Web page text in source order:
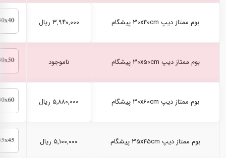
بوم ممتاز دیپ 30x40cm پیشگام ۳,۹۴۰,۰۰۰ ریال
بوم ممتاز دیپ 30x50cm پیشگام ناموجود
بوم ممتاز دیپ 30x60cm پیشگام ۵,۸۸۰,۰۰۰ ریال
بوم ممتاز دیپ 35x45cm پیشگام ۵,۱۰۰,۰۰۰ ریال